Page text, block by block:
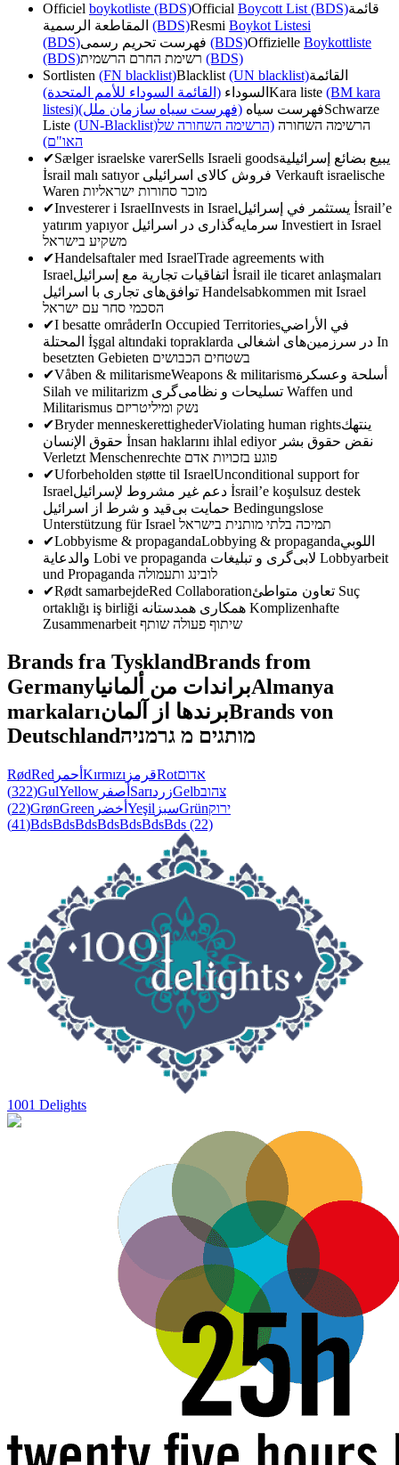
Officiel boykotliste (BDS)Official Boycott List (BDS)قائمة
(BDS)Resmi Boykot Listesi
(BDS)
(BDS)Offizielle Boykottliste
(BDS)
(BDS)
Sortlisten (FN blacklist)Blacklist(UN blacklist)القائمة
السوداء (القائمة السوداء للأمم المتحدة) Kara liste (BM kara
listesi)
فهرست سیاه (فهرست سیاه سازمان ملل)
Schwarze
Liste (UN-Blacklist) הרשימה השחורה (הרשימה השחורה של
האו"ם)
✔Sælger israelske varerSells Israeli goodsيبيع بضائع إسرائيلية
İsrail malı satıyor
Verkauft israelische
Waren מוכר סחורות ישראליות
✔Investerer i IsraelInvests in Israel
İsrail’e
yatırım yapıyor
Investiert in Israel
משקיע בישראל
✔Handelsaftaler med IsraelTrade agreements with
Israel
İsrail ile ticaret anlaşmaları
Handelsabkommen mit Israel
הסכמי סחר עם ישראל
✔I besatte områderIn Occupied Territoriesفي الأراضي
İşgal altındaki topraklarda
In
besetzten Gebieten בשטחים הכבושים
✔Våben & militarismeWeapons & militarismأسلحة وعسكرة
Silah ve militarizm
Waffen und
Militarismus נשק ומיליטריזם
✔Bryder menneskerettighederViolating human rightsينتهك
İnsan haklarını ihlal ediyor نقض حقوق بشر
Verletzt Menschenrechte פוגע בזכויות אדם
✔Uforbeholden støtte til IsraelUnconditional support for
Israel
İsrail’e koşulsuz destek
Bedingungslose
Unterstützung für Israel תמיכה בלתי מותנית בישראל
✔Lobbyisme & propagandaLobbying & propagandaاللوبي
Lobi ve propaganda
Lobbyarbeit
und Propaganda לובינג ותעמולה
✔Rødt samarbejdeRed Collaboration
Suç
ortaklığı iş birliği
Komplizenhafte
Zusammenarbeitשיתוף פעולה שותף
Brands fra TysklandBrands from
Germanyبراندات من ألمانياAlmanya
markalarıبرندها از آلمانBrands von
Deutschlandמותגים מ גרמניה
RødRed أحمر Kırmızı قرمزRotאדום
(322)GulYellow أصفر SarıزردGelbצהוב
(22)GrønGreen أخضر Yeşil سبزGrünירוק
(41)BdsBdsBdsBdsBdsBdsBds (22)
1001 Delights